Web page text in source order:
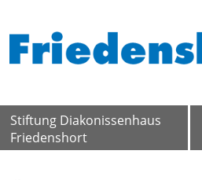
Stiftung Diakonissenhaus
Friedenshort